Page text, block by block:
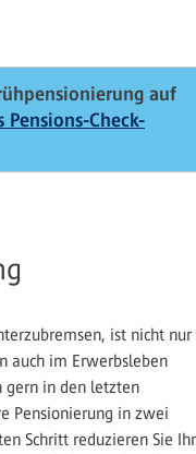
auf
Pensions-Check-
ist nicht nur
auch im Erwerbsleben
gern in den letzten
Pensionierung in zwei
Schritt reduzieren Sie Ihr